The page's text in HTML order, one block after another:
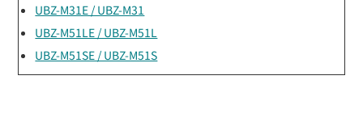
UBZ-M31E / UBZ-M31
UBZ-M51LE / UBZ-M51L
UBZ-M51SE / UBZ-M51S